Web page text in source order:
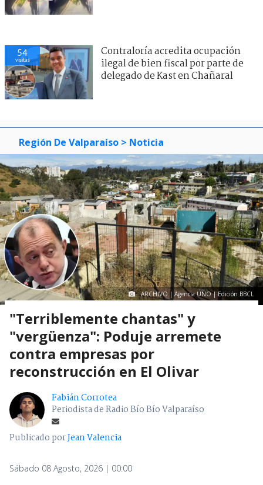
54
visitas
Contraloría acredita ocupación
ilegal de bien fiscal por parte de
delegado de Kast en Chañaral
Región De Valparaíso > Noticia
ARCHIVO | Agencia UNO | Edición BBCL
"Terriblemente chantas" y
"vergüenza": Poduje arremete
contra empresas por
reconstrucción en El Olivar
Fabián Corrotea
Periodista de Radio Bío Bío Valparaíso
Publicado porJean Valencia
Sábado 08 Agosto, 2026 | 00:00